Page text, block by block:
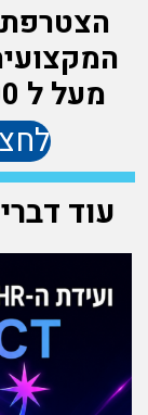
מעל ל 10,000 אנשי גיוס ו HR?
עוד